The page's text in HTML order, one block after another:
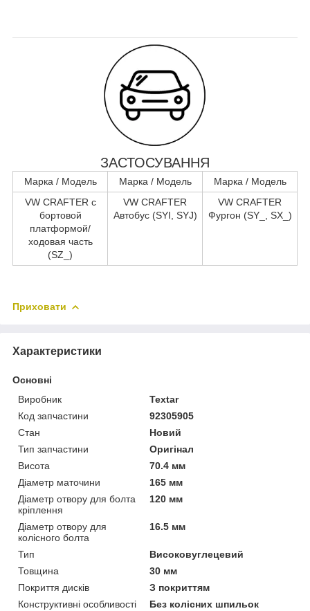
ЗАСТОСУВАННЯ
Марка / Модель Марка / Модель
Марка / Модель
VW CRAFTER c
бортовой
платформой/
ходовая часть
(SZ_)
VW CRAFTER
Автобус (SYI, SYJ)
VW CRAFTER
Фургон (SY_, SX_)
Приховати
Характеристики
Основні
Виробник
Textar
Код запчастини
92305905
Стан
Новий
Тип запчастини
Оригінал
Висота
70.4 мм
Діаметр маточини
165 мм
Діаметр отвору для болта
кріплення
120 мм
Діаметр отвору для
колісного болта
16.5 мм
Тип
Високовуглецевий
Товщина
30 мм
Покриття дисків
З покриттям
Конструктивні особливості
Без колісних шпильок